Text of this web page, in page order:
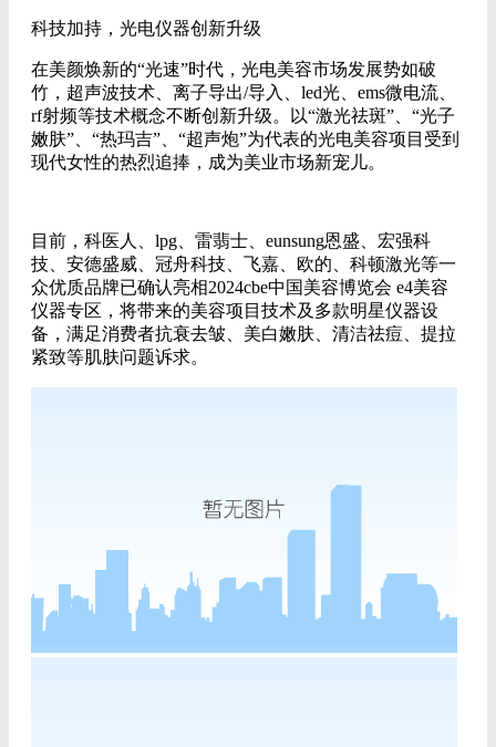
科技加持，光电仪器创新升级
在美颜焕新的“光速”时代，光电美容市场发展势如破
竹，超声波技术、离子导出/导入、led光、ems微电流、
rf射频等技术概念不断创新升级。以“激光祛斑”、“光子
嫩肤”、“热玛吉”、“超声炮”为代表的光电美容项目受到
现代女性的热烈追捧，成为美业市场新宠儿。
目前，科医人、lpg、雷翡士、eunsung恩盛、宏强科
技、安德盛威、冠舟科技、飞嘉、欧的、科顿激光等一
众优质品牌已确认亮相2024cbe中国美容博览会 e4美容
仪器专区，将带来的美容项目技术及多款明星仪器设
备，满足消费者抗衰去皱、美白嫩肤、清洁祛痘、提拉
紧致等肌肤问题诉求。